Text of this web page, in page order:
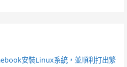
安裝Linux系統，並順利打出繁